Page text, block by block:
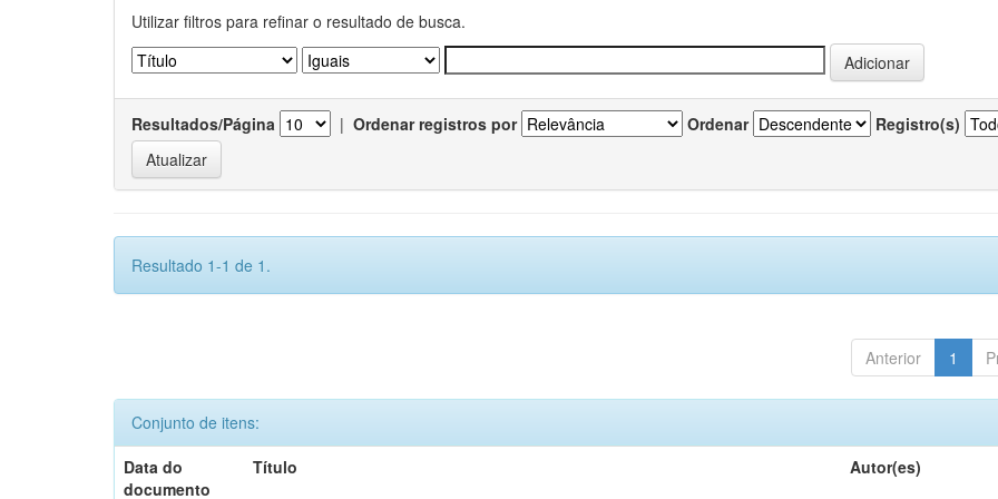
Utilizar filtros para refinar o resultado de busca.
Resultados/Página | Ordenar registros por Ordenar Registro(s)
Resultado 1-1 de 1.
Anterior 1
Conjunto de itens:
Data do
documento
Título Autor(es)